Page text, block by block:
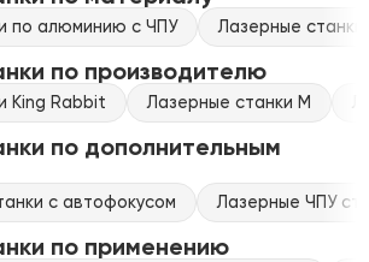
по алюминию с ЧПУ Лазерные
по производителю
King Rabbit Лазерные станки M
по дополнительным
с автофокусом Лазерные ЧПУ
по применению